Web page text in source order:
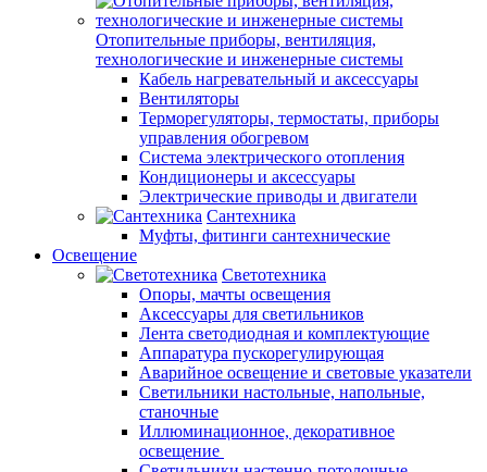
Отопительные приборы, вентиляция,
технологические и инженерные системы
Кабель нагревательный и аксессуары
Вентиляторы
Терморегуляторы, термостаты, приборы
управления обогревом
Система электрического отопления
Кондиционеры и аксессуары
Электрические приводы и двигатели
Сантехника
Муфты, фитинги сантехнические
Освещение
Светотехника
Опоры, мачты освещения
Аксессуары для светильников
Лента светодиодная и комплектующие
Аппаратура пускорегулирующая
Аварийное освещение и световые указатели
Светильники настольные, напольные,
станочные
Иллюминационное, декоративное
освещение